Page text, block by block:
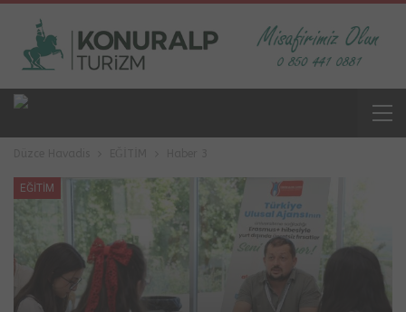
EĞİTİM